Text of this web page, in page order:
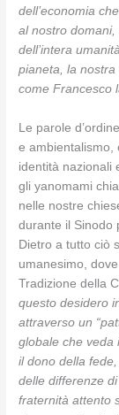
dell’economia
al nostro
dell’intera
pianeta, la nostra
come Francesco
Le parole
e ambientalismo,
identità nazionali
gli yanomami
nelle nostre
durante il Sinodo
Dietro a tutto ciò
umanesimo,
Tradizione della
questo desidero
attraverso un
globale che veda
il dono della
delle differenze
fraternità attento